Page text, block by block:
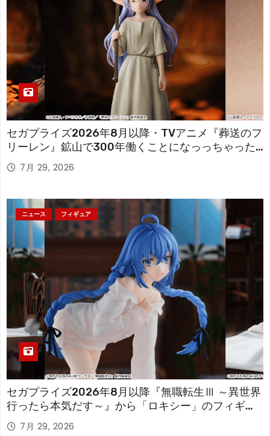
セガプライズ2026年8月以降・TVアニメ『葬送のフ
リーレン』鉱山で300年働くことになっっちゃった
「フリーレン」を立体化！
7月 29, 2026
ニュース フィギュア
セガプライズ2026年8月以降『無職転生Ⅲ ～異世界
行ったら本気だす～』から「ロキシー」のフィギュ
アが登場！
7月 29, 2026